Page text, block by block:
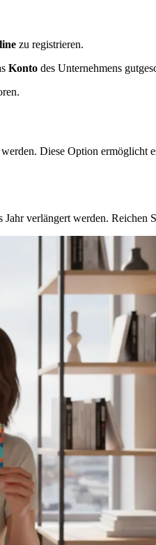
zu registrieren.
Konto des Unternehmens
Diese Option ermöglicht
verlängert werden.